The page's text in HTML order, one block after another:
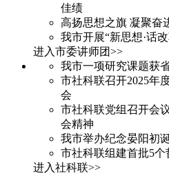
佳绩
高扬思想之旗 凝聚奋
我市开展“新思想·话
进入市委讲师团>>
我市一项研究课题获
市社科联召开2025年
会
市社科联党组召开会
会精神
我市举办纪念晏阳初
市社科联组建首批5
进入社科联>>